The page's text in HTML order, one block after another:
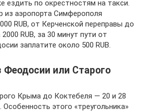
ездить по окрестностям на такси.
из аэропорта Симферополя
RUB, от Керченской переправы до
RUB, за 30 минут пути от
заплатите около 500 RUB.
Феодосии или Старого
Крыма до Коктебеля — 20 и 28
этого «треугольника»